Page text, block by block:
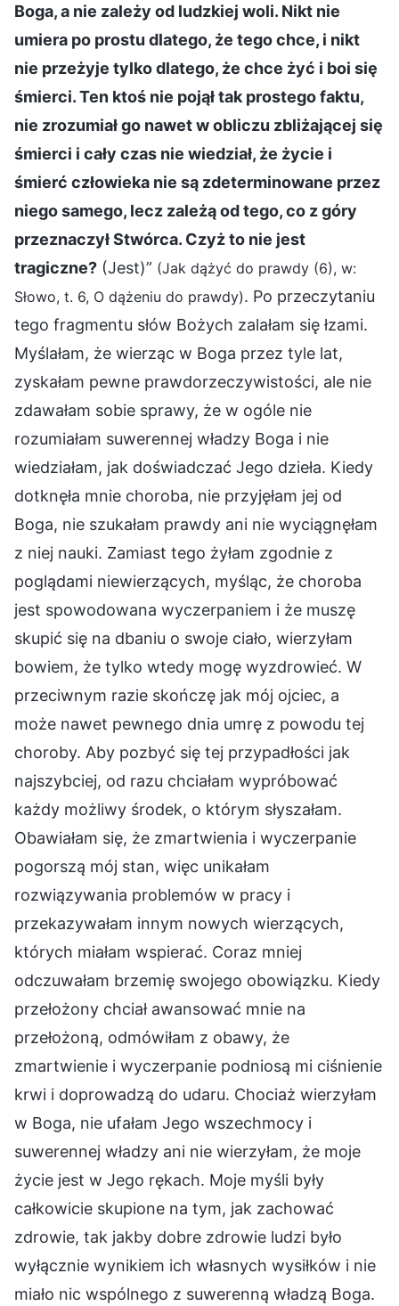
Boga, a nie zależy od ludzkiej woli. Nikt nie
umiera po prostu dlatego, że tego chce, i nikt
nie przeżyje tylko dlatego, że chce żyć i boi się
śmierci. Ten ktoś nie pojął tak prostego faktu,
nie zrozumiał go nawet w obliczu zbliżającej się
śmierci i cały czas nie wiedział, że życie i
śmierć człowieka nie są zdeterminowane przez
niego samego, lecz zależą od tego, co z góry
przeznaczył Stwórca. Czyż to nie jest
tragiczne? (Jest)” (Jak dążyć do prawdy (6), w:
Słowo, t. 6, O dążeniu do prawdy). Po przeczytaniu
tego fragmentu słów Bożych zalałam się łzami.
Myślałam, że wierząc w Boga przez tyle lat,
zyskałam pewne prawdorzeczywistości, ale nie
zdawałam sobie sprawy, że w ogóle nie
rozumiałam suwerennej władzy Boga i nie
wiedziałam, jak doświadczać Jego dzieła. Kiedy
dotknęła mnie choroba, nie przyjęłam jej od
Boga, nie szukałam prawdy ani nie wyciągnęłam
z niej nauki. Zamiast tego żyłam zgodnie z
poglądami niewierzących, myśląc, że choroba
jest spowodowana wyczerpaniem i że muszę
skupić się na dbaniu o swoje ciało, wierzyłam
bowiem, że tylko wtedy mogę wyzdrowieć. W
przeciwnym razie skończę jak mój ojciec, a
może nawet pewnego dnia umrę z powodu tej
choroby. Aby pozbyć się tej przypadłości jak
najszybciej, od razu chciałam wypróbować
każdy możliwy środek, o którym słyszałam.
Obawiałam się, że zmartwienia i wyczerpanie
pogorszą mój stan, więc unikałam
rozwiązywania problemów w pracy i
przekazywałam innym nowych wierzących,
których miałam wspierać. Coraz mniej
odczuwałam brzemię swojego obowiązku. Kiedy
przełożony chciał awansować mnie na
przełożoną, odmówiłam z obawy, że
zmartwienie i wyczerpanie podniosą mi ciśnienie
krwi i doprowadzą do udaru. Chociaż wierzyłam
w Boga, nie ufałam Jego wszechmocy i
suwerennej władzy ani nie wierzyłam, że moje
życie jest w Jego rękach. Moje myśli były
całkowicie skupione na tym, jak zachować
zdrowie, tak jakby dobre zdrowie ludzi było
wyłącznie wynikiem ich własnych wysiłków i nie
miało nic wspólnego z suwerenną władzą Boga.